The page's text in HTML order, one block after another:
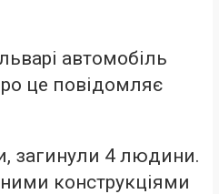
автомобіль
це повідомляє
загинули 4 людини.
конструкціями